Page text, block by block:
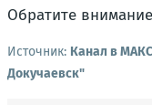
Обратите
Источник: Канал в
Докучаевск"